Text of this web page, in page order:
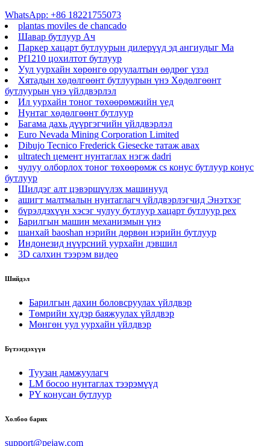
WhatsApp: +86 18221755073
plantas moviles de chancado
Шавар бутлуур Ач
Паркер хацарт бутлуурын дилерүүд эд ангиудыг Ма
Pf1210 цохилтот бутлуур
Уул уурхайн хөрөнгө оруулалтын өөдрөг үзэл
Хятадын хөдөлгөөнт бутлуурын үнэ Хөдөлгөөнт
бутлуурын үнэ үйлдвэрлэл
Ил уурхайн тоног төхөөрөмжийн үед
Нунтаг хөдөлгөөнт бутлуур
Багама дахь дүүргэгчийн үйлдвэрлэл
Euro Nevada Mining Corporation Limited
Dibujo Tecnico Frederick Giesecke татаж авах
ultratech цемент нунтаглах нэгж dadri
чулуу олборлох тоног төхөөрөмж cs конус бутлуур конус
бутлуур
Шилдэг алт цэвэршүүлэх машинууд
ашигт малтмалын нунтаглагч үйлдвэрлэгчид Энэтхэг
бүрэлдэхүүн хэсэг чулуу бутлуур хацарт бутлуур pex
Барилгын машин механизмын үнэ
шанхай baoshan нэрийн дөрвөн нэрийн бутлуур
Индонезид нүүрсний уурхайн дэвшил
3D салхин тээрэм видео
Шийдэл
Барилгын дахин боловсруулах үйлдвэр
Төмрийн хүдэр баяжуулах үйлдвэр
Мөнгөн уул уурхайн үйлдвэр
Бүтээгдэхүүн
Туузан дамжуулагч
LM босоо нунтаглах тээрэмүүд
PY конусан бутлуур
Холбоо барих
support@pejaw.com